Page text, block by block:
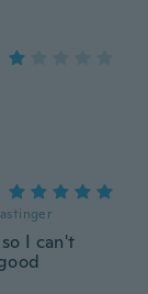
I can't